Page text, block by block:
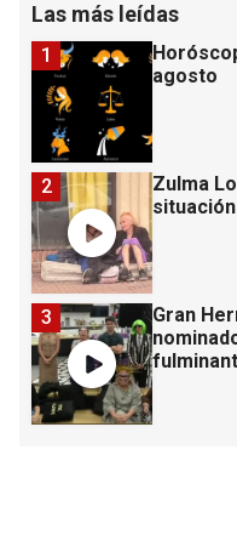
Las más leídas
agosto
1
Zulma
2
Gran
3